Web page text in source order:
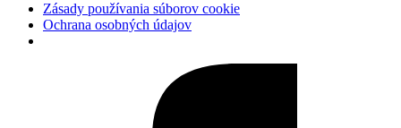
Zásady používania súborov cookie
Ochrana osobných údajov